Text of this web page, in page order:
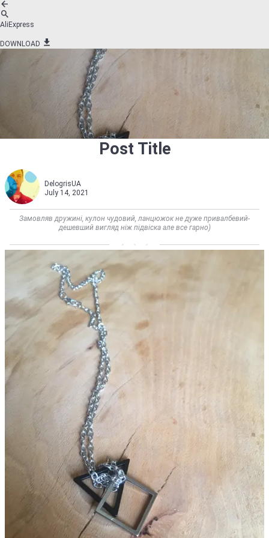
AliExpress
DOWNLOAD
Post Title
DelogrisUA
July 14, 2021
Замовляв дружині, кулон чудовий, ланцюжок не дуже привалбевий-
дешевший вигляд ніж підвіска але все гарно)